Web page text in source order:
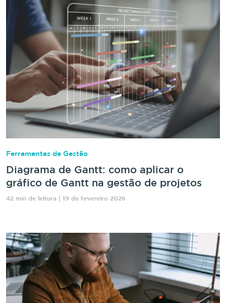
Ferramentas de Gestão
Diagrama de Gantt: como aplicar o
gráfico de Gantt na gestão de projetos
42 min de leitura | 19 de fevereiro 2026